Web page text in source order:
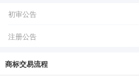
初审公告
注册公告
商标交易流程